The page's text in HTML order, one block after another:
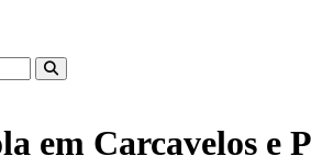
em Carcavelos e